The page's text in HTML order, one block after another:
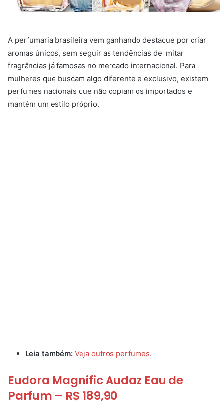
A perfumaria brasileira vem ganhando destaque por criar
aromas únicos, sem seguir as tendências de imitar
fragrâncias já famosas no mercado internacional. Para
mulheres que buscam algo diferente e exclusivo, existem
perfumes nacionais que não copiam os importados e
mantêm um estilo próprio.
Leia também: Veja outros perfumes.
Eudora Magnific Audaz Eau de
Parfum – R$ 189,90